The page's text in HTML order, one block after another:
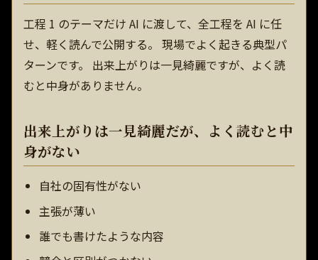
工程 1 のテーマだけ AI に渡して、全工程を AI に任
せ、軽く読んで公開する。 現場でよく起きる典型パ
ターンです。 出来上がりは一見綺麗ですが、よく読
むと中身がありません。
出来上がりは一見綺麗だが、よく読むと中
身がない
自社の固有性がない
主張が薄い
誰でも書けたような内容